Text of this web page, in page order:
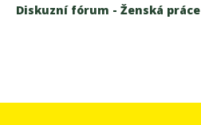
Diskuzní fórum - Ženská práce